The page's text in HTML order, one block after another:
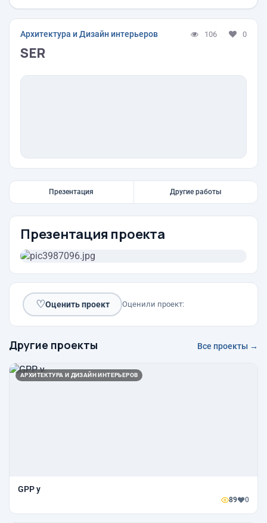
Архитектура и Дизайн интерьеров 106 0
SER
Презентация Другие работы
Презентация проекта
♡Оценить проект Оценили проект:
Другие проекты Все проекты →
АРХИТЕКТУРА И ДИЗАЙН ИНТЕРЬЕРОВ
GPP y
89 0